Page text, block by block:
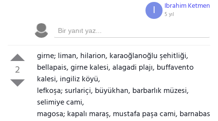
Ibrahim Ketmen
5 yıl
I
2
girne; liman, hilarion, karaoğlanoğlu şehitliği,
bellapais, girne kalesi, alagadi plajı, buffavento
kalesi, ingiliz köyü,
lefkoşa; surlariçi, büyükhan, barbarlık müzesi,
selimiye cami,
magosa; kapalı maraş, mustafa paşa cami, barnabas